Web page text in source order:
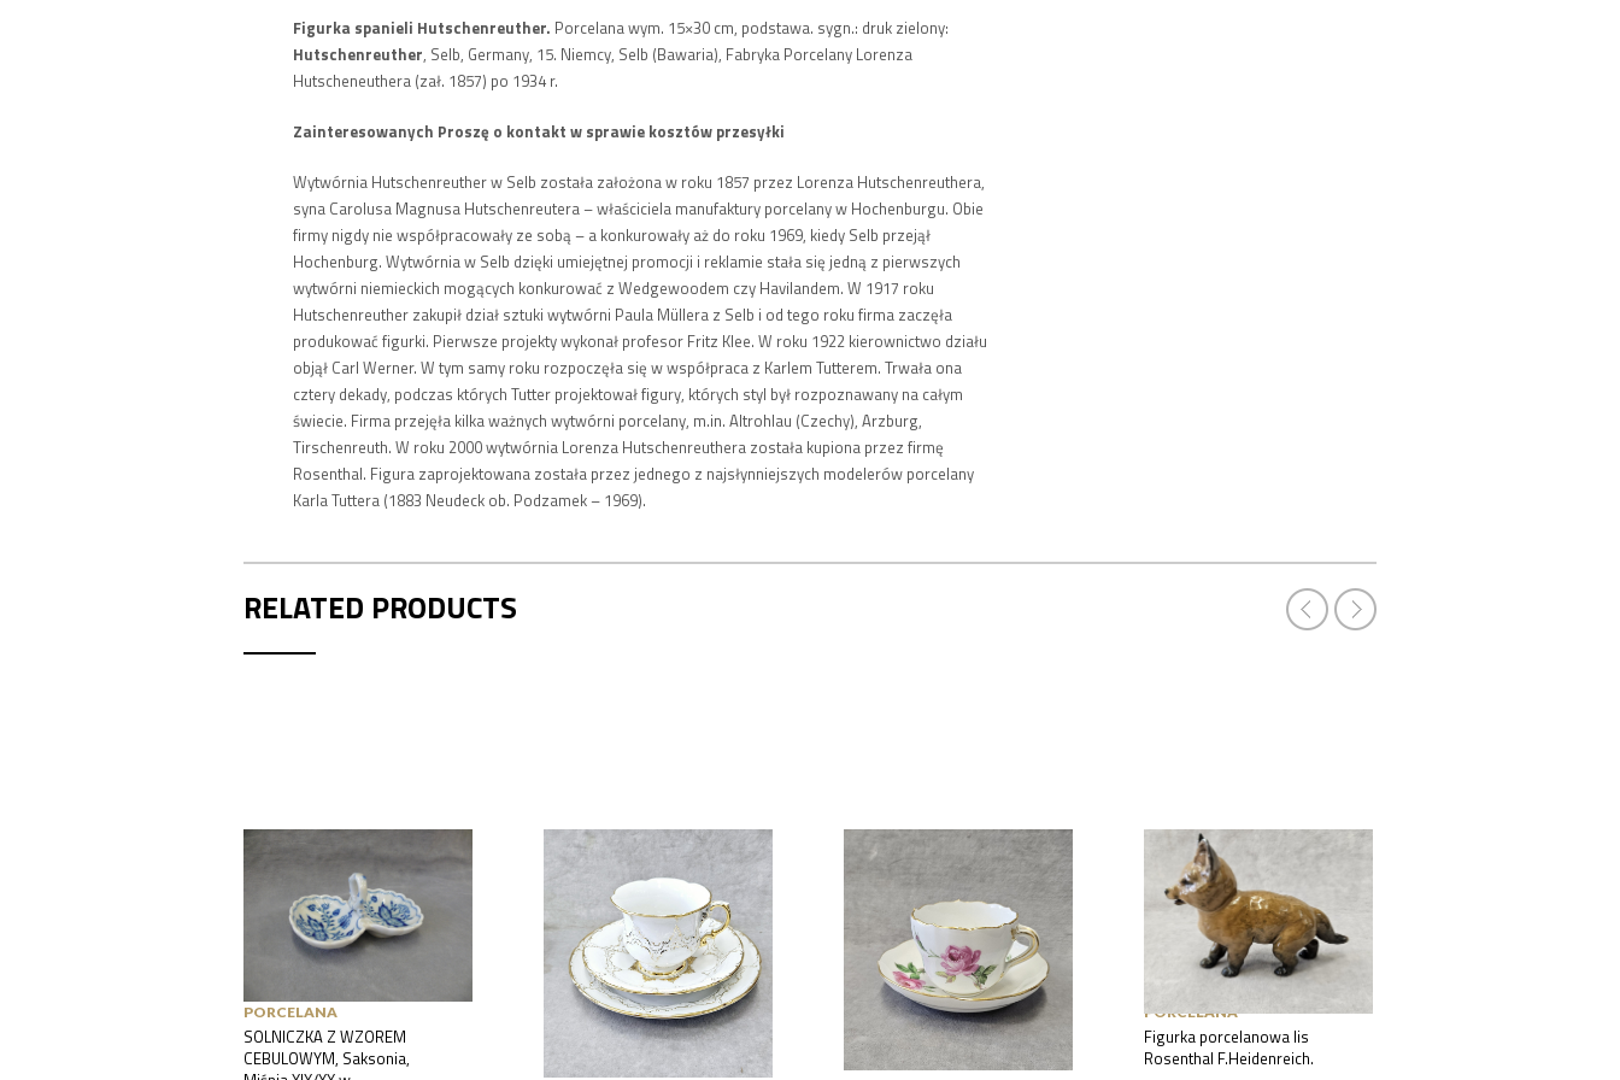
Figurka spanieli Hutschenreuther. Porcelana wym. 15×30 cm, podstawa. sygn.: druk zielony:
Hutschenreuther, Selb, Germany, 15. Niemcy, Selb (Bawaria), Fabryka Porcelany Lorenza
Hutscheneuthera (zał. 1857) po 1934 r.
Zainteresowanych Proszę o kontakt w sprawie kosztów przesyłki
Wytwórnia Hutschenreuther w Selb została założona w roku 1857 przez Lorenza Hutschenreuthera,
syna Carolusa Magnusa Hutschenreutera – właściciela manufaktury porcelany w Hochenburgu. Obie
firmy nigdy nie współpracowały ze sobą – a konkurowały aż do roku 1969, kiedy Selb przejął
Hochenburg. Wytwórnia w Selb dzięki umiejętnej promocji i reklamie stała się jedną z pierwszych
wytwórni niemieckich mogących konkurować z Wedgewoodem czy Havilandem. W 1917 roku
Hutschenreuther zakupił dział sztuki wytwórni Paula Müllera z Selb i od tego roku firma zaczęła
produkować figurki. Pierwsze projekty wykonał profesor Fritz Klee. W roku 1922 kierownictwo działu
objął Carl Werner. W tym samy roku rozpoczęła się w współpraca z Karlem Tutterem. Trwała ona
cztery dekady, podczas których Tutter projektował figury, których styl był rozpoznawany na całym
świecie. Firma przejęła kilka ważnych wytwórni porcelany, m.in. Altrohlau (Czechy), Arzburg,
Tirschenreuth. W roku 2000 wytwórnia Lorenza Hutschenreuthera została kupiona przez firmę
Rosenthal. Figura zaprojektowana została przez jednego z najsłynniejszych modelerów porcelany
Karla Tuttera (1883 Neudeck ob. Podzamek – 1969).
RELATED PRODUCTS
PORCELANA
SOLNICZKA Z WZOREM
CEBULOWYM, Saksonia,
PORCELANA
Filiżanka porcelanowa do
herbaty Miśnia.
PORCELANA
Filiżanka do małej kawy
Miśnia.
PORCELANA
Figurka porcelanowa lis
Rosenthal F.Heidenreich.